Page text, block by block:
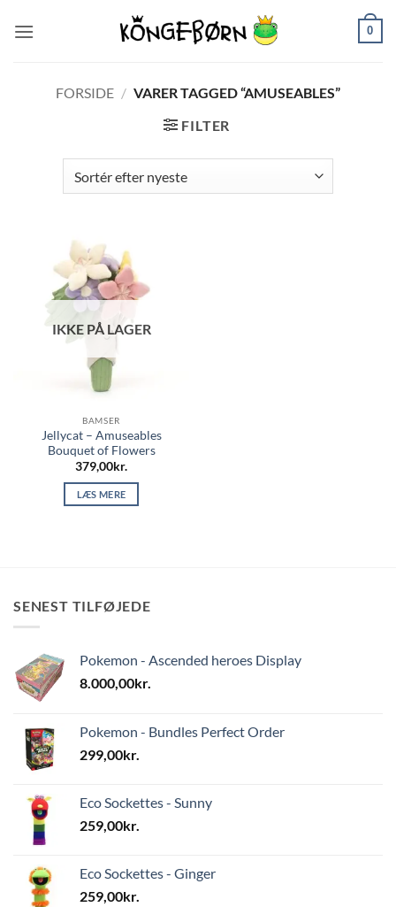
0
FORSIDE / VARER TAGGED “AMUSEABLES”
FILTER
IKKE PÅ LAGER
BAMSER
Jellycat – Amuseables
Bouquet of Flowers
379,00kr.
LÆS MERE
SENEST TILFØJEDE
Pokemon - Ascended heroes Display
8.000,00kr.
Pokemon - Bundles Perfect Order
299,00kr.
Eco Sockettes - Sunny
259,00kr.
Eco Sockettes - Ginger
259,00kr.